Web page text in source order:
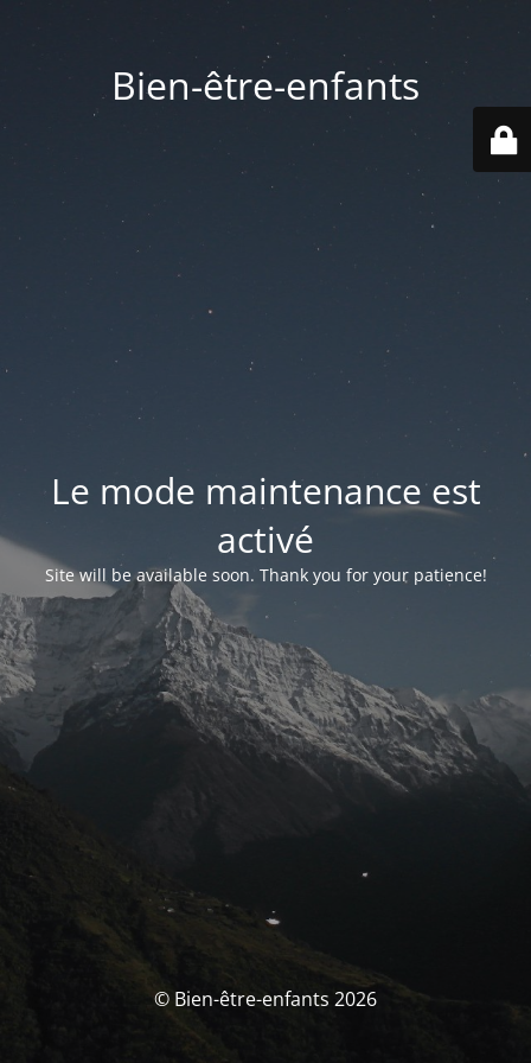
Bien-être-enfants
Le mode maintenance est
activé
Site will be available soon. Thank you for your patience!
© Bien-être-enfants 2026